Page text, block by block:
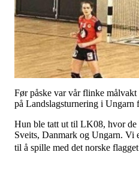
Før påske var vår flinke
på Landslagsturnering i Ungarn
Hun ble tatt ut til LK08, hvor de
Sveits, Danmark og Ungarn. Vi
til å spille med det norske